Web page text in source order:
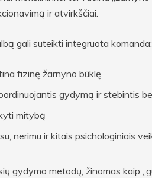
ir atvirkščiai.
gali suteikti integruota komanda:
fizinę žarnyno būklę
gydymą ir stebintis
mitybą
nerimu ir kitais psichologiniais
gydymo metodų, žinomas kaip